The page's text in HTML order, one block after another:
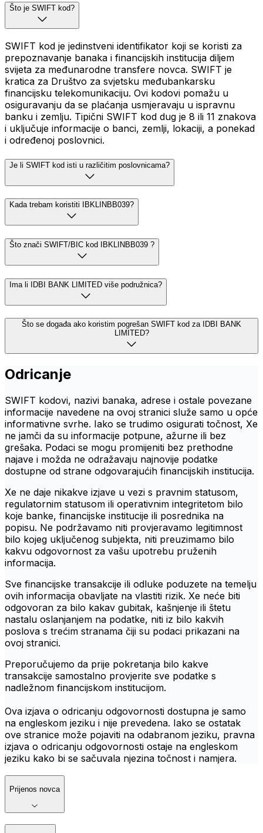
Što je SWIFT kod?
SWIFT kod je jedinstveni identifikator koji se koristi za
prepoznavanje banaka i financijskih institucija diljem
svijeta za međunarodne transfere novca. SWIFT je
kratica za Društvo za svjetsku međubankarsku
financijsku telekomunikaciju. Ovi kodovi pomažu u
osiguravanju da se plaćanja usmjeravaju u ispravnu
banku i zemlju. Tipični SWIFT kod dug je 8 ili 11 znakova
i uključuje informacije o banci, zemlji, lokaciji, a ponekad
i određenoj poslovnici.
Je li SWIFT kod isti u različitim poslovnicama?
Kada trebam koristiti IBKLINBB039?
Što znači SWIFT/BIC kod IBKLINBB039 ?
Ima li IDBI BANK LIMITED više podružnica?
Što se događa ako koristim pogrešan SWIFT kod za IDBI BANK
LIMITED?
Odricanje
SWIFT kodovi, nazivi banaka, adrese i ostale povezane
informacije navedene na ovoj stranici služe samo u opće
informativne svrhe. Iako se trudimo osigurati točnost, Xe
ne jamči da su informacije potpune, ažurne ili bez
grešaka. Podaci se mogu promijeniti bez prethodne
najave i možda ne odražavaju najnovije podatke
dostupne od strane odgovarajućih financijskih institucija.
Xe ne daje nikakve izjave u vezi s pravnim statusom,
regulatornim statusom ili operativnim integritetom bilo
koje banke, financijske institucije ili posrednika na
popisu. Ne podržavamo niti provjeravamo legitimnost
bilo kojeg uključenog subjekta, niti preuzimamo bilo
kakvu odgovornost za vašu upotrebu pruženih
informacija.
Sve financijske transakcije ili odluke poduzete na temelju
ovih informacija obavljate na vlastiti rizik. Xe neće biti
odgovoran za bilo kakav gubitak, kašnjenje ili štetu
nastalu oslanjanjem na podatke, niti iz bilo kakvih
poslova s trećim stranama čiji su podaci prikazani na
ovoj stranici.
Preporučujemo da prije pokretanja bilo kakve
transakcije samostalno provjerite sve podatke s
nadležnom financijskom institucijom.
Ova izjava o odricanju odgovornosti dostupna je samo
na engleskom jeziku i nije prevedena. Iako se ostatak
ove stranice može pojaviti na odabranom jeziku, pravna
izjava o odricanju odgovornosti ostaje na engleskom
jeziku kako bi se sačuvala njezina točnost i namjera.
Prijenos novca